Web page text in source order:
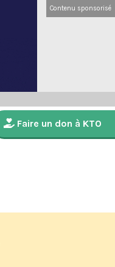
Contenu sponsorisé
Faire un don à KTO